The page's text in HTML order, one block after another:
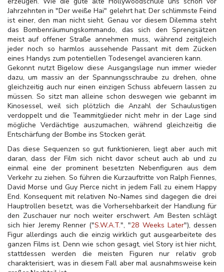
Jahrzehnten in "Der weißeHai" gelehrt hat: Der schlimmste Feind
ist einer, den man nicht sieht. Genau vor diesem Dilemma steht
das Bombenräumungskommando, das sich den Sprengsätzen
meist auf offener Straße annehmen muss, während zeitgleich
jeder noch so harmlos aussehende Passant mit dem Zücken
eines Handys zum potentiellen Todesengel avancieren kann.
Gekonnt nutzt Bigelow diese Ausgangslage nun immer wieder
dazu, um massiv an der Spannungsschraube zu drehen, ohne
gleichzeitig auch nur einen einzigen Schuss abfeuern lassen zu
müssen. So sitzt man alleine schon deswegen wie gebannt im
Kinosessel, weil sich plötzlich die Anzahl der Schaulustigen
verdoppelt und die Teammitglieder nicht mehr in der Lage sind
mögliche Verdächtige auszumachen, während gleichzeitig die
Entschärfung der Bombe ins Stocken gerät.
Das diese Sequenzen so gut funktionieren, liegt aber auch mit
daran, dass der Film sich nicht davor scheut auch ab und zu
einmal eine der prominent besetzten Nebenfiguren aus dem
Verkehr zu ziehen. So führen die Kurzauftritte von Ralph Fiennes,
David Morse und Guy Pierce nicht in jedem Fall zu einem Happy
End. Konsequent mit relativen No-Names sind dagegen die drei
Hauptrollen besetzt, was die Vorhersehbarkeit der Handlung für
den Zuschauer nur noch weiter erschwert. Am Besten schlägt
sich hier Jeremy Renner ("S.W.A.T.", "28 Weeks Later"), dessen
Figur allerdings auch die einzig wirklich gut ausgearbeitete des
ganzen Films ist. Denn wie schon gesagt, viel Story ist hier nicht,
stattdessen werden die meisten Figuren nur relativ grob
charakterisiert, was in diesem Fall aber mal ausnahmsweise kein